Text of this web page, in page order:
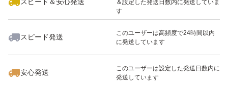
■オークションの性質を、十分ご理解いただける方のみご
入札をお願いします
なため、
スピード＆安心発送
＆設定した発送日数内に発送していま
す
スピード発送
このユーザーは高頻度で24時間以内
に発送しています
安心発送
このユーザーは設定した発送日数内に
発送しています